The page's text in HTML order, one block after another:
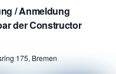
/ Anmeldung
der Constructor
175, Bremen